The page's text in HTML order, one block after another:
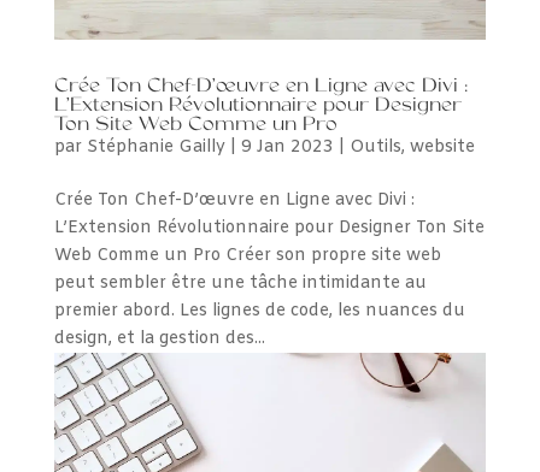
Crée Ton Chef-D’œuvre en Ligne avec Divi :
L’Extension Révolutionnaire pour Designer
Ton Site Web Comme un Pro
par Stéphanie Gailly| 9 Jan 2023 Outils, website
Crée Ton Chef-D’œuvre en Ligne avec Divi :
L’Extension Révolutionnaire pour Designer Ton Site
Web Comme un Pro Créer son propre site web
peut sembler être une tâche intimidante au
premier abord. Les lignes de code, les nuances du
design, et la gestion des...